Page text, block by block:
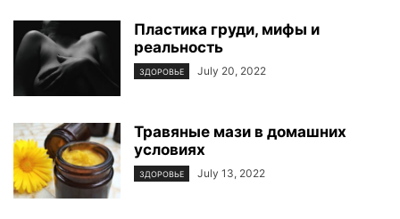
Пластика груди, мифы и
реальность
ЗДОРОВЬЕ July 20, 2022
Травяные мази в домашних
условиях
ЗДОРОВЬЕ July 13, 2022